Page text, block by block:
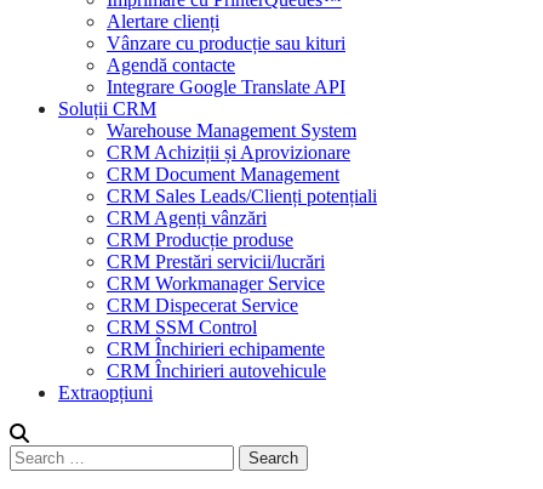
Alertare clienți
Vânzare cu producție sau kituri
Agendă contacte
Integrare Google Translate API
Soluții CRM
Warehouse Management System
CRM Achiziții și Aprovizionare
CRM Document Management
CRM Sales Leads/Clienți potențiali
CRM Agenți vânzări
CRM Producție produse
CRM Prestări servicii/lucrări
CRM Workmanager Service
CRM Dispecerat Service
CRM SSM Control
CRM Închirieri echipamente
CRM Închirieri autovehicule
Extraopțiuni